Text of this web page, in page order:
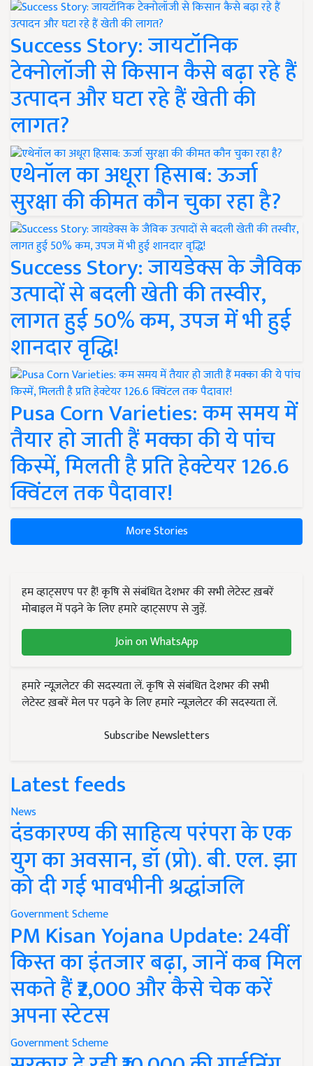
Success Story: जायटॉनिक
टेक्नोलॉजी से किसान कैसे बढ़ा रहे हैं
उत्पादन और घटा रहे हैं खेती की
लागत?
एथेनॉल का अधूरा हिसाब: ऊर्जा
सुरक्षा की कीमत कौन चुका रहा है?
Success Story: जायडेक्स के जैविक
उत्पादों से बदली खेती की तस्वीर,
लागत हुई 50% कम, उपज में भी हुई
शानदार वृद्धि!
Pusa Corn Varieties: कम समय में
तैयार हो जाती हैं मक्का की ये पांच
किस्में, मिलती है प्रति हेक्टेयर 126.6
क्विंटल तक पैदावार!
More Stories
हम व्हाट्सएप पर हैं! कृषि से संबंधित देशभर की सभी लेटेस्ट ख़बरें
मोबाइल में पढ़ने के लिए हमारे व्हाट्सएप से जुड़ें.
Join on WhatsApp
हमारे न्यूज़लेटर की सदस्यता लें. कृषि से संबंधित देशभर की सभी
लेटेस्ट ख़बरें मेल पर पढ़ने के लिए हमारे न्यूज़लेटर की सदस्यता लें.
Subscribe Newsletters
Latest feeds
News
दंडकारण्य की साहित्य परंपरा के एक
युग का अवसान, डॉ (प्रो). बी. एल. झा
को दी गई भावभीनी श्रद्धांजलि
Government Scheme
PM Kisan Yojana Update: 24वीं
किस्त का इंतजार बढ़ा, जानें कब मिल
सकते हैं ₹2,000 और कैसे चेक करें
अपना स्टेटस
Government Scheme